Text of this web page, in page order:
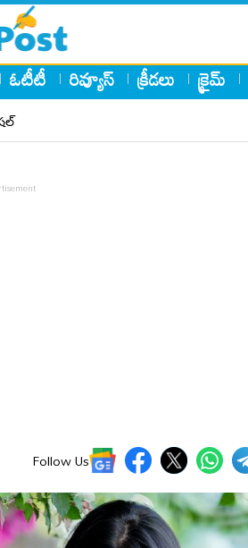
ఓటీటీ రివ్యూస్ క్రీడలు క్రైమ్
Follow Us